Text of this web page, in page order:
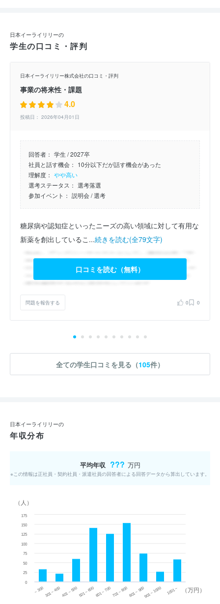
日本イーライリリーの
学生の口コミ・評判
日本イーライリリー株式会社の口コミ・評判
事業の将来性・課題
4.0
投稿日： 2026年04月01日
回答者： 学生 / 2027卒
社員と話す機会： 10分以下だが話す機会があった
理解度： やや高い
選考ステータス： 選考落選
参加イベント： 説明会/ 選考
糖尿病や認知症といったニーズの高い領域に対して有用な
新薬を創出しているこ...続きを読む(全79文字)
口コミを読む（無料）
問題を報告する 0 0
全ての学生口コミを見る（105件）
日本イーライリリーの
年収分布
平均年収 ??? 万円
※この情報は正社員・契約社員・派遣社員の回答者による回答データから算出しています。
（万円）
（人）
~ 300 301 ~ 400 401 ~ 500501 ~ 600601 ~ 700701 ~ 800801 ~ 900901 ~ 1000 1001 ~
0
25
50
75
100
125
150
175